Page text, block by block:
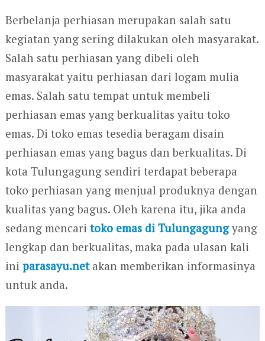
Berbelanja perhiasan merupakan salah satu
kegiatan yang sering dilakukan oleh masyarakat.
Salah satu perhiasan yang dibeli oleh
masyarakat yaitu perhiasan dari logam mulia
emas. Salah satu tempat untuk membeli
perhiasan emas yang berkualitas yaitu toko
emas. Di toko emas tesedia beragam disain
perhiasan emas yang bagus dan berkualitas. Di
kota Tulungagung sendiri terdapat beberapa
toko perhiasan yang menjual produknya dengan
kualitas yang bagus. Oleh karena itu, jika anda
sedang mencari toko emas di Tulungagungyang
lengkap dan berkualitas, maka pada ulasan kali
ini parasayu.netakan memberikan informasinya
untuk anda.